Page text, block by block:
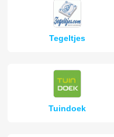
Tegeltjes
Tuindoek